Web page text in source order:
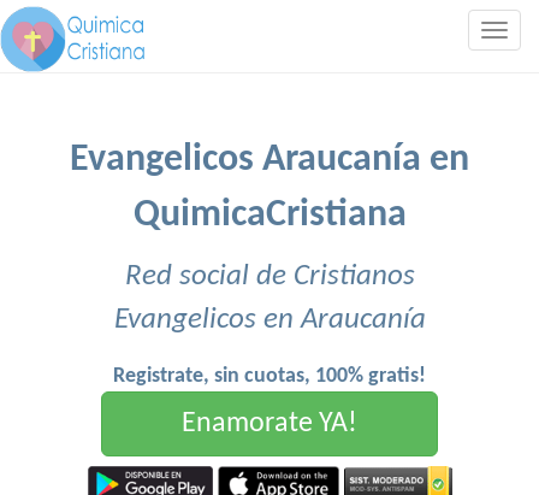
Evangelicos Araucanía en
QuimicaCristiana
Red social de Cristianos
Evangelicos en Araucanía
Registrate, sin cuotas, 100% gratis!
Enamorate YA!